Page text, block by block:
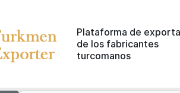
Plataforma de
de los fabricantes
turcomanos